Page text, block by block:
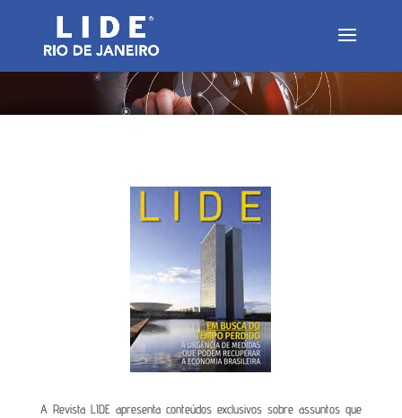
A Revista LIDE apresenta conteúdos exclusivos sobre assuntos que